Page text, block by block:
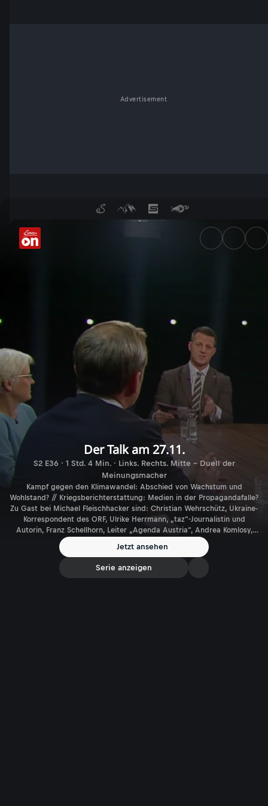
Advertisement
Kampf gegen den
Der Talk am 27.11.
S2 E36 · 1 Std. 4 Min. · Links. Rechts. Mitte - Duell der
Meinungsmacher
Kampf gegen den Klimawandel: Abschied von Wachstum und
Wohlstand? // Kriegsberichterstattung: Medien in der Propagandafalle?
Zu Gast bei Michael Fleischhacker sind: Christian Wehrschütz, Ukraine-
Korrespondent des ORF, Ulrike Herrmann, „taz“-Journalistin und
Autorin, Franz Schellhorn, Leiter „Agenda Austria“, Andrea Komlosy,
Jetzt ansehen
Serie anzeigen